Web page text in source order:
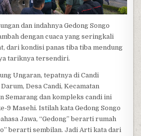
dan indahnya Gedong Songo
dengan cuaca yang seringkali
dari kondisi panas tiba tiba mendung
tariknya tersendiri.
Ungaran, tepatnya di Candi
Desa Candi, Kecamatan
Semarang dan kompleks candi ini
9 Masehi. Istilah kata Gedong Songo
Jawa, “Gedong” berarti rumah
berarti sembilan. Jadi Arti kata dari